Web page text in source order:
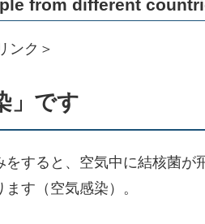
from different
ンク＞
」です
すると、空気中に結核菌が
す（空気感染）。